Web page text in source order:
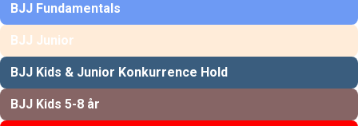
BJJ Fundamentals
BJJ Junior
BJJ Kids & Junior Konkurrence Hold
BJJ Kids 5-8 år